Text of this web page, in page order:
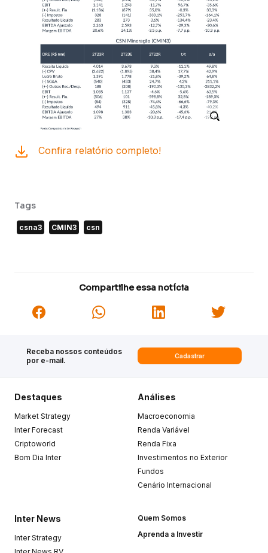
Confira relatório completo!
Tags
csna3 CMIN3 csn
Compartilhe essa notícia
Receba nossos conteúdos
por e-mail.
Cadastrar
Destaques
Market Strategy
Inter Forecast
Criptoworld
Bom Dia Inter
Análises
Macroeconomia
Renda Variável
Renda Fixa
Investimentos no Exterior
Fundos
Cenário Internacional
Inter News
Inter Strategy
Quem Somos
Aprenda a Investir